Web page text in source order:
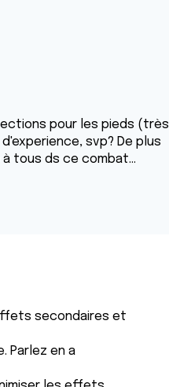
pour les pieds (très
svp? De plus
tous ds ce combat...
secondaires et
Parlez en a